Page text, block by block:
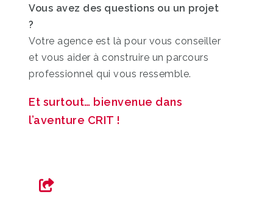
Vous avez des questions ou un projet
?
Votre agence est là pour vous conseiller
et vous aider à construire un parcours
professionnel qui vous ressemble.
Et surtout… bienvenue dans
l’aventure CRIT !